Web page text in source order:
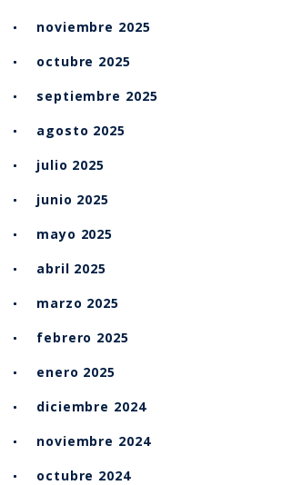
noviembre 2025
octubre 2025
septiembre 2025
agosto 2025
julio 2025
junio 2025
mayo 2025
abril 2025
marzo 2025
febrero 2025
enero 2025
diciembre 2024
noviembre 2024
octubre 2024